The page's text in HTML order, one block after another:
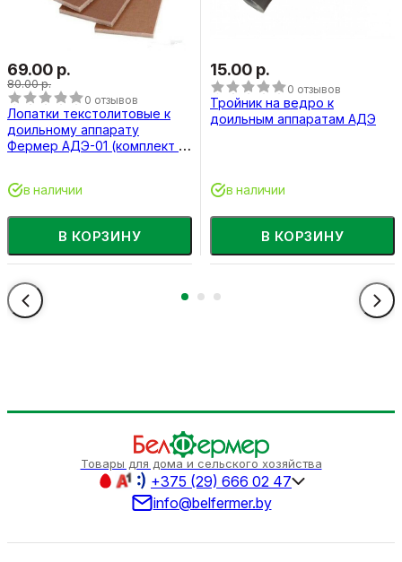
69.00 р.
80.00 р.
0 отзывов
Лопатки текстолитовые к
доильному аппарату
Фермер АДЭ-01 (комплект 4
В КОРЗИНУ
в наличии
15.00 р.
0 отзывов
Тройник на ведро к
доильным аппаратам АДЭ
В КОРЗИНУ
в наличии
Товары для дома и сельского хозяйства
+375 (29) 666 02 47
info@belfermer.by